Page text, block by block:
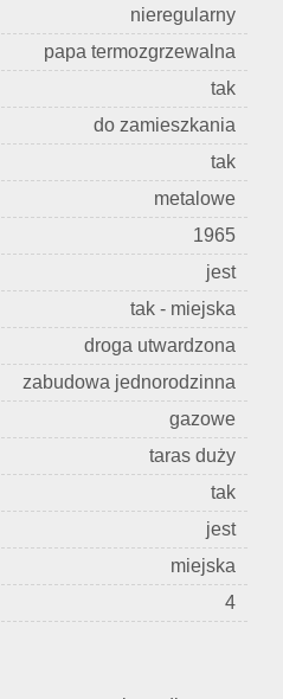
nieregularny
papa termozgrzewalna
tak
do zamieszkania
tak
metalowe
1965
jest
tak - miejska
droga utwardzona
zabudowa jednorodzinna
gazowe
taras duży
tak
jest
miejska
4